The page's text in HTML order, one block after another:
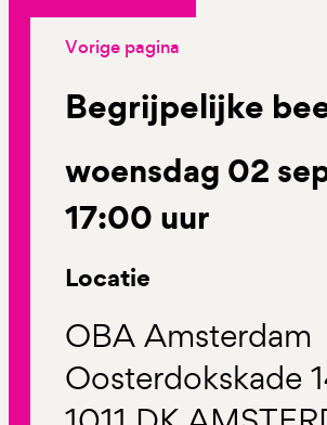
Vorige pagina
Begrijpelijke
woensdag 02
17:00 uur
Locatie
OBA Amsterdam
Oosterdokskade